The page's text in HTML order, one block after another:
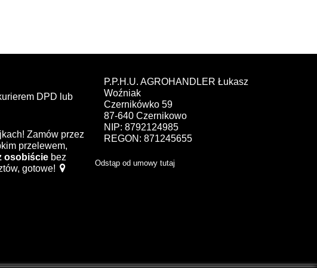
DPD lub
Zamów przez
przelewem,
osobiście bez
gotowe!
P.P.H.U. AGROHANDLER Łukasz
Woźniak
Czernikówko 59
87-640 Czernikowo
NIP: 8792124985
REGON: 871245655
Odstąp od umowy tutaj